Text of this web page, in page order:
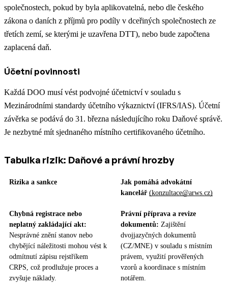
společnostech, pokud by byla aplikovatelná, nebo dle českého
zákona o daních z příjmů pro podíly v dceřiných společnostech ze
třetích zemí, se kterými je uzavřena DTT), nebo bude započtena
zaplacená daň.
Účetní povinnosti
Každá DOO musí vést podvojné účetnictví v souladu s
Mezinárodními standardy účetního výkaznictví (IFRS/IAS). Účetní
závěrka se podává do 31. března následujícího roku Daňové správě.
Je nezbytné mít sjednaného místního certifikovaného účetního.
Tabulka rizik: Daňové a právní hrozby
Rizika a sankce
Jak pomáhá advokátní
kancelář (konzultace@arws.cz)
Chybná registrace nebo
neplatný zakládající akt:
Nesprávné znění stanov nebo
chybějící náležitosti mohou vést k
odmítnutí zápisu rejstříkem
CRPS, což prodlužuje proces a
zvyšuje náklady.
Právní příprava a revize
dokumentů: Zajištění
dvojjazyčných dokumentů
(CZ/MNE) v souladu s místním
právem, využití prověřených
vzorů a koordinace s místním
notářem.